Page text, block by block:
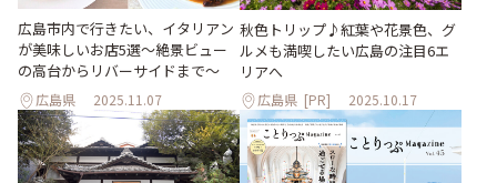
広島市内で行きたい、イタリアン
が美味しいお店5選〜絶景ビュー
の高台からリバーサイドまで〜
広島県 2025.11.07
秋色トリップ♪紅葉や花景色、グ
ルメも満喫したい広島の注目6エ
リアへ
広島県 [PR] 2025.10.17